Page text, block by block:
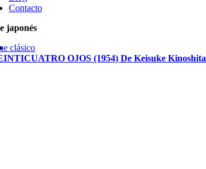
Contacto
japonés
clásico
OJOS (1954) De Keisuke Kinoshita